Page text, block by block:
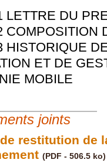
LETTRE DU
COMPOSITION
HISTORIQUE
ET DE
MOBILE
joints
restitution de
(PDF - 506.5 ko)